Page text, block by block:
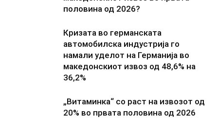
половина од 2026?
Кризата во германската
автомобилска индустрија го
намали уделот на Германија во
македонскиот извоз од 48,6% на
36,2%
„Витаминка“ со раст на извозот од
20% во првата половина од 2026